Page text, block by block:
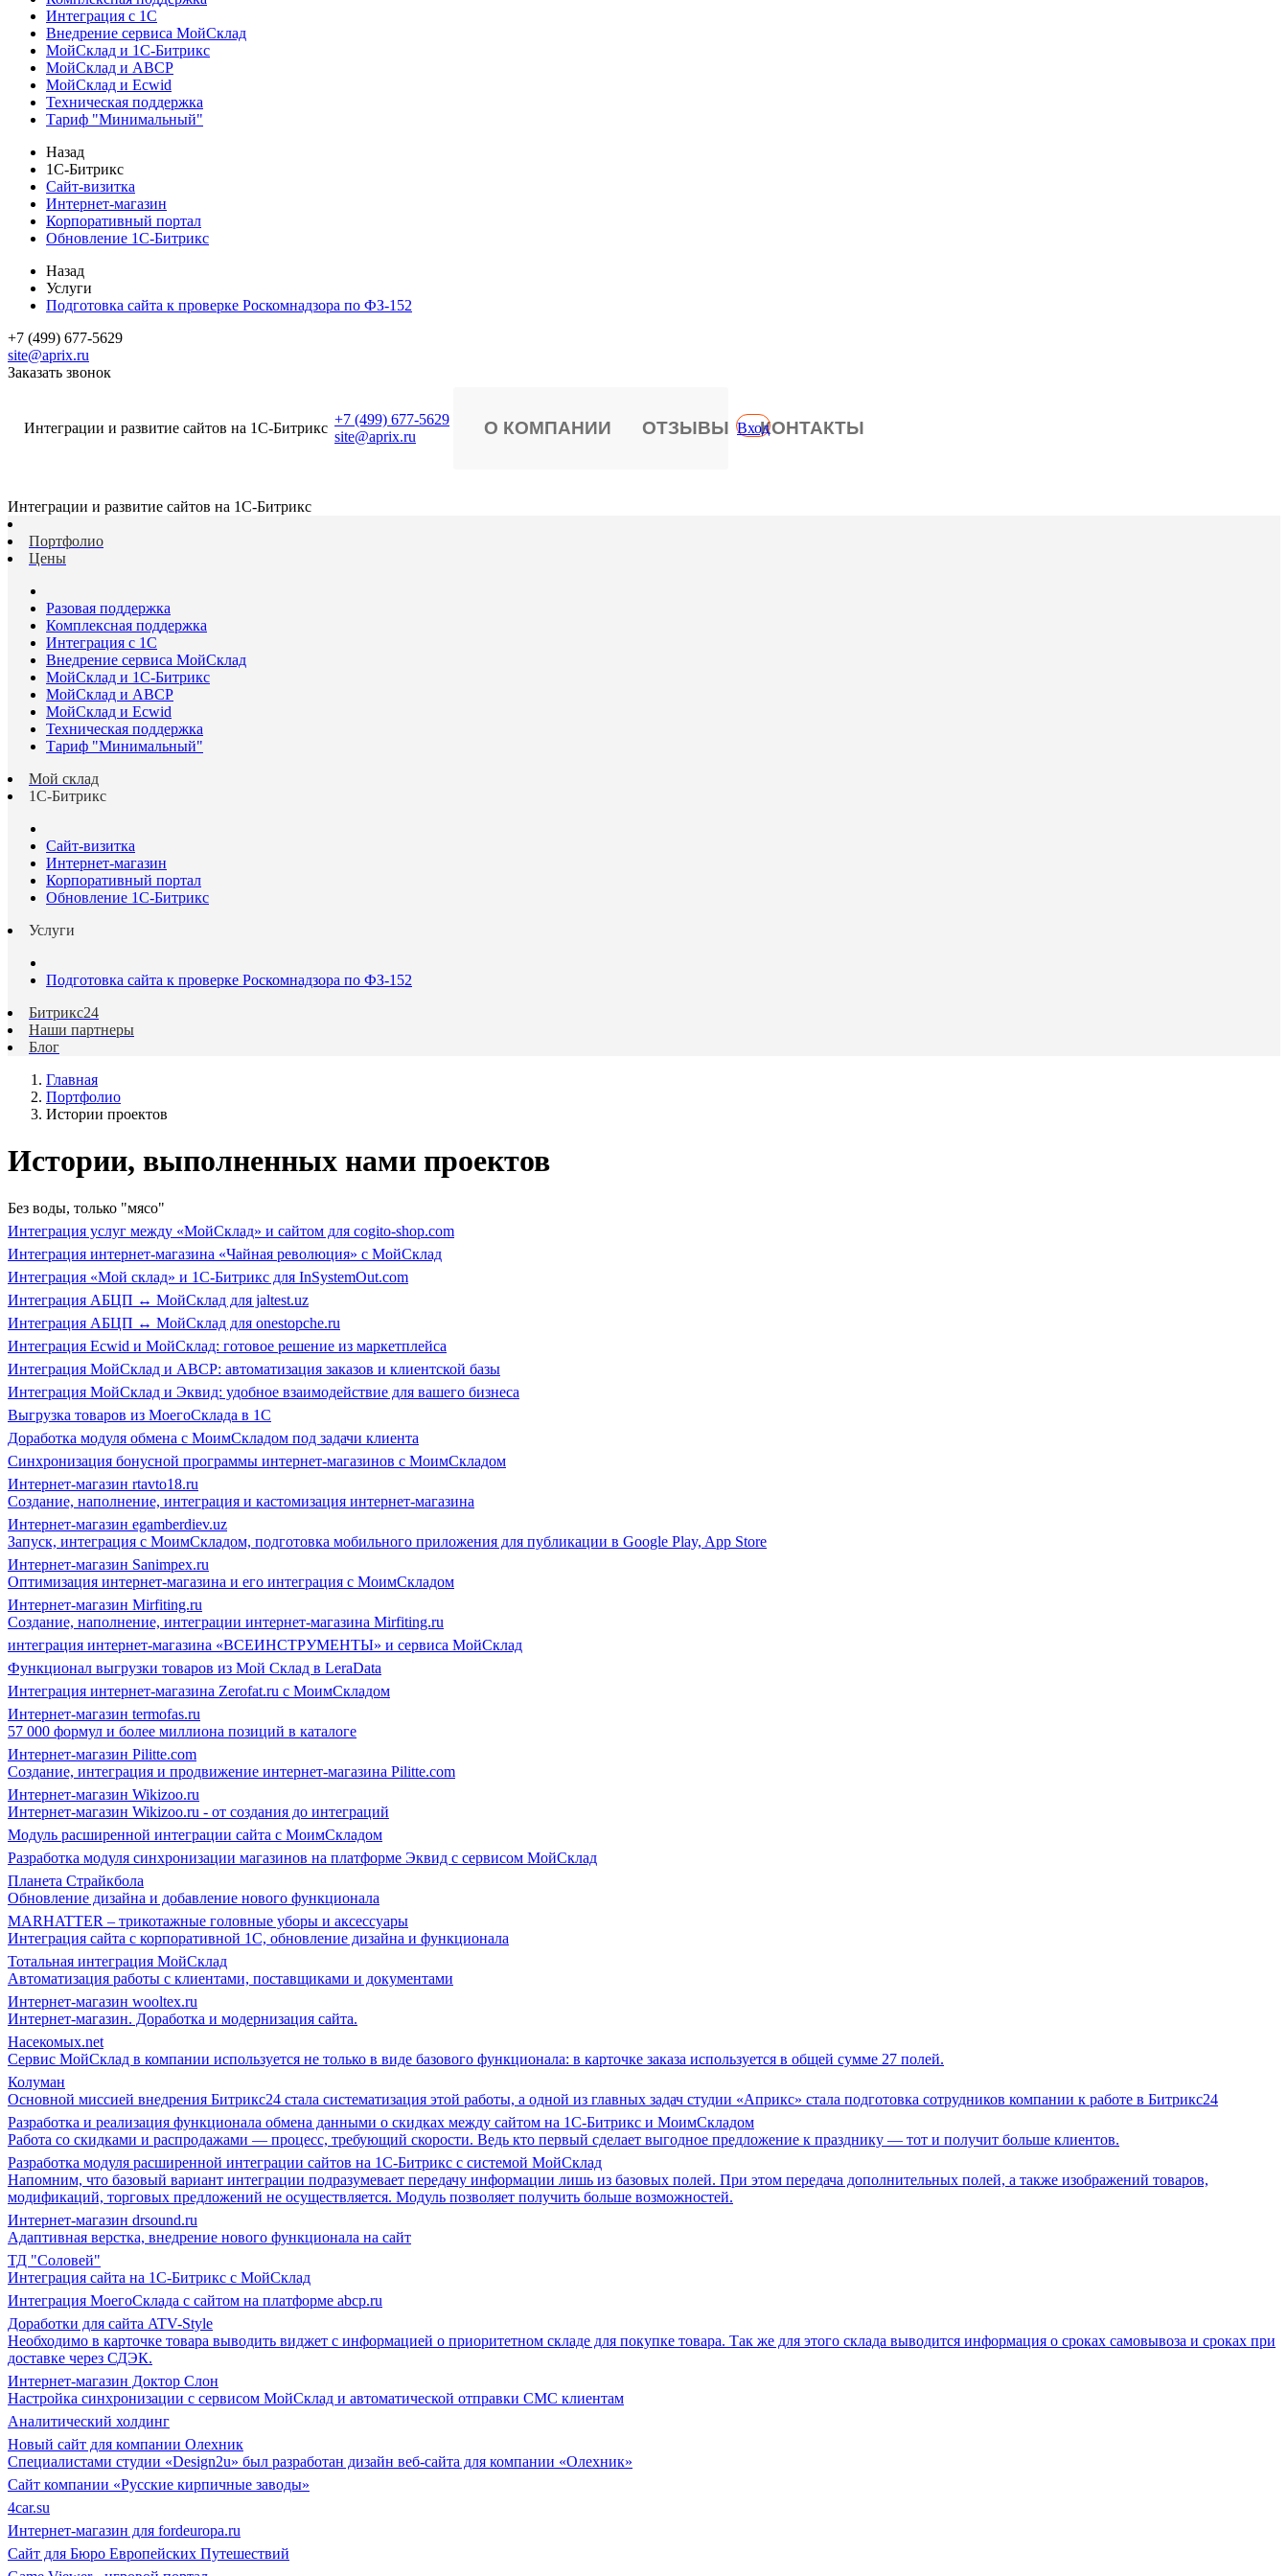
Интеграция с 1С
Внедрение сервиса МойСклад
МойСклад и 1С-Битрикс
МойСклад и ABCP
МойСклад и Ecwid
Техническая поддержка
Тариф "Минимальный"
Назад
1С-Битрикс
Сайт-визитка
Интернет-магазин
Корпоративный портал
Обновление 1С-Битрикс
Назад
Услуги
Подготовка сайта к проверке Роскомнадзора по ФЗ-152
+7 (499) 677-5629
site@aprix.ru
Заказать звонок
Интеграции и развитие сайтов на 1С-Битрикс
+7 (499) 677-5629
site@aprix.ru
О КОМПАНИИ ОТЗЫВЫ КОНТАКТЫ
Вход
Интеграции и развитие сайтов на 1С-Битрикс
Портфолио
Цены
Разовая поддержка
Комплексная поддержка
Интеграция с 1С
Внедрение сервиса МойСклад
МойСклад и 1С-Битрикс
МойСклад и ABCP
МойСклад и Ecwid
Техническая поддержка
Тариф "Минимальный"
Мой склад
1С-Битрикс
Сайт-визитка
Интернет-магазин
Корпоративный портал
Обновление 1С-Битрикс
Услуги
Подготовка сайта к проверке Роскомнадзора по ФЗ-152
Битрикс24
Наши партнеры
Блог
Главная
Портфолио
Истории проектов
Истории, выполненных нами проектов
Без воды, только "мясо"
Интеграция услуг между «МойСклад» и сайтом для cogito-shop.com
Интеграция интернет-магазина «Чайная революция» с МойСклад
Интеграция «Мой склад» и 1С-Битрикс для InSystemOut.com
Интеграция АБЦП ↔ МойСклад для jaltest.uz
Интеграция АБЦП ↔ МойСклад для onestopche.ru
Интеграция Ecwid и МойСклад: готовое решение из маркетплейса
Интеграция МойСклад и ABCP: автоматизация заказов и клиентской базы
Интеграция МойСклад и Эквид: удобное взаимодействие для вашего бизнеса
Выгрузка товаров из МоегоСклада в 1С
Доработка модуля обмена с МоимСкладом под задачи клиента
Синхронизация бонусной программы интернет-магазинов с МоимСкладом
Интернет-магазин rtavto18.ru
Создание, наполнение, интеграция и кастомизация интернет-магазина
Интернет-магазин egamberdiev.uz
Запуск, интеграция с МоимСкладом, подготовка мобильного приложения для публикации в Google Play, App Store
Интернет-магазин Sanimpex.ru
Оптимизация интернет-магазина и его интеграция с МоимСкладом
Интернет-магазин Mirfiting.ru
Создание, наполнение, интеграции интернет-магазина Mirfiting.ru
интеграция интернет-магазина «ВСЕИНСТРУМЕНТЫ» и сервиса МойСклад
Функционал выгрузки товаров из Мой Склад в LeraData
Интеграция интернет-магазина Zerofat.ru с МоимСкладом
Интернет-магазин termofas.ru
57 000 формул и более миллиона позиций в каталоге
Интернет-магазин Pilitte.com
Создание, интеграция и продвижение интернет-магазина Pilitte.com
Интернет-магазин Wikizoo.ru
Интернет-магазин Wikizoo.ru - от создания до интеграций
Модуль расширенной интеграции сайта с МоимСкладом
Разработка модуля синхронизации магазинов на платформе Эквид с сервисом МойСклад
Планета Страйкбола
Обновление дизайна и добавление нового функционала
MARHATTER – трикотажные головные уборы и аксессуары
Интеграция сайта с корпоративной 1С, обновление дизайна и функционала
Тотальная интеграция МойСклад
Автоматизация работы с клиентами, поставщиками и документами
Интернет-магазин wooltex.ru
Интернет-магазин. Доработка и модернизация сайта.
Насекомых.net
Сервис МойСклад в компании используется не только в виде базового функционала: в карточке заказа используется в общей сумме 27 полей.
Колуман
Основной миссией внедрения Битрикс24 стала систематизация этой работы, а одной из главных задач студии «Априкс» стала подготовка сотрудников компании к работе в Битрикс24
Разработка и реализация функционала обмена данными о скидках между сайтом на 1С-Битрикс и МоимСкладом
Работа со скидками и распродажами — процесс, требующий скорости. Ведь кто первый сделает выгодное предложение к празднику — тот и получит больше клиентов.
Разработка модуля расширенной интеграции сайтов на 1С-Битрикс с системой МойСклад
Напомним, что базовый вариант интеграции подразумевает передачу информации лишь из базовых полей. При этом передача дополнительных полей, а также изображений товаров,
модификаций, торговых предложений не осуществляется. Модуль позволяет получить больше возможностей.
Интернет-магазин drsound.ru
Адаптивная верстка, внедрение нового функционала на сайт
ТД "Соловей"
Интеграция сайта на 1С-Битрикс c МойСклад
Интеграция МоегоСклада с сайтом на платформе abcp.ru
Доработки для сайта ATV-Style
Необходимо в карточке товара выводить виджет с информацией о приоритетном складе для покупке товара. Так же для этого склада выводится информация о сроках самовывоза и сроках при
доставке через СДЭК.
Интернет-магазин Доктор Слон
Настройка синхронизации с сервисом МойСклад и автоматической отправки СМС клиентам
Аналитический холдинг
Новый сайт для компании Олехник
Специалистами студии «Design2u» был разработан дизайн веб-сайта для компании «Олехник»
Сайт компании «Русские кирпичные заводы»
4car.su
Интернет-магазин для fordeuropa.ru
Сайт для Бюро Европейских Путешествий